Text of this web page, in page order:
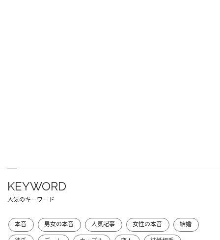
KEYWORD
人気のキーワード
本音 男女の本音 人気記事 女性の本音
結婚